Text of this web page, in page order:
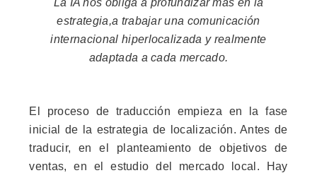
La IA nos obliga a profundizar más en la
estrategia,a trabajar una comunicación
internacional hiperlocalizada y realmente
adaptada a cada mercado.
El proceso de traducción empieza en la fase
inicial de la estrategia de localización. Antes de
traducir, en el planteamiento de objetivos de
ventas, en el estudio del mercado local. Hay